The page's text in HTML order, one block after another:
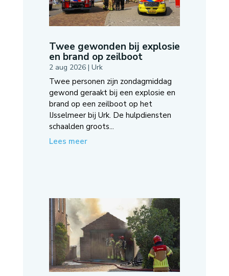
Twee gewonden bij explosie
en brand op zeilboot
2 aug 2026| Urk
Twee personen zijn zondagmiddag
gewond geraakt bij een explosie en
brand op een zeilboot op het
IJsselmeer bij Urk. De hulpdiensten
schaalden groots...
Lees meer